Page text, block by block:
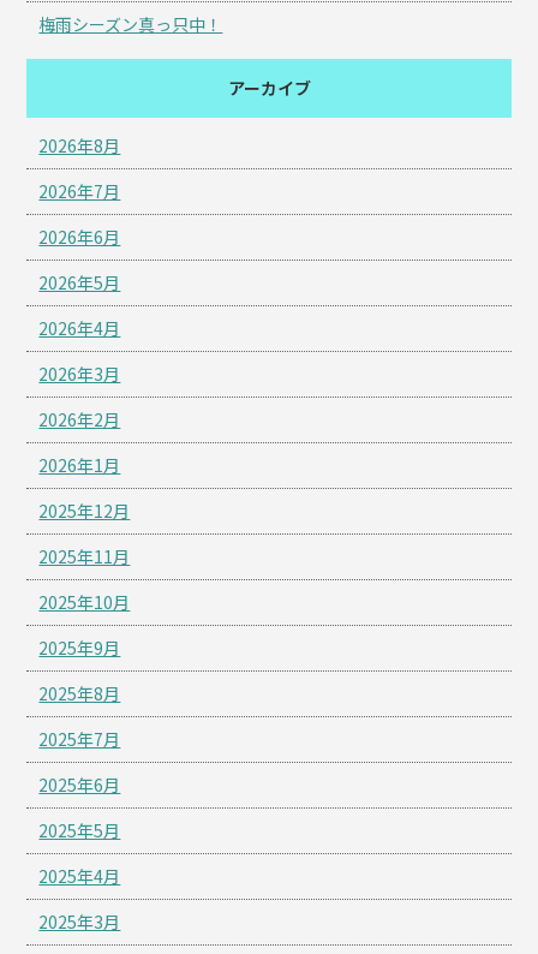
梅雨シーズン真っ只中！
アーカイブ
2026年8月
2026年7月
2026年6月
2026年5月
2026年4月
2026年3月
2026年2月
2026年1月
2025年12月
2025年11月
2025年10月
2025年9月
2025年8月
2025年7月
2025年6月
2025年5月
2025年4月
2025年3月